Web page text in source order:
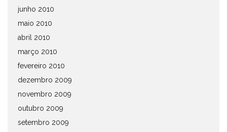
junho 2010
maio 2010
abril 2010
março 2010
fevereiro 2010
dezembro 2009
novembro 2009
outubro 2009
setembro 2009